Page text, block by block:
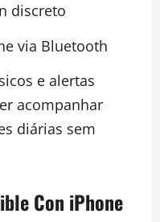
discreto
via Bluetooth
e alertas
acompanhar
diárias sem
Con iPhone